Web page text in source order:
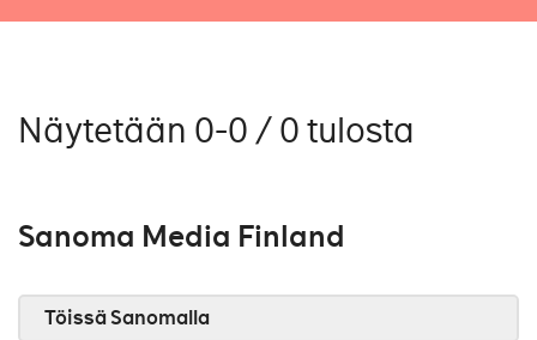
Näytetään 0-0 / 0 tulosta
Sanoma Media Finland
Töissä Sanomalla